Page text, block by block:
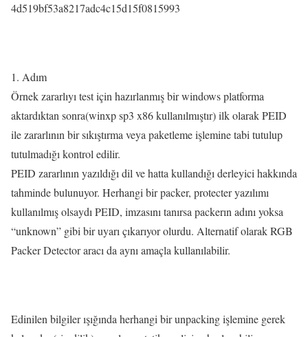
4d519bf53a8217adc4c15d15f0815993
1. Adım
Örnek zararlıyı test için hazırlanmış bir windows platforma
aktardıktan sonra(winxp sp3 x86 kullanılmıştır) ilk olarak PEID
ile zararlının bir sıkıştırma veya paketleme işlemine tabi tutulup
tutulmadığı kontrol edilir.
PEID zararlının yazıldığı dil ve hatta kullandığı derleyici hakkında
tahminde bulunuyor. Herhangi bir packer, protecter yazılımı
kullanılmış olsaydı PEID, imzasını tanırsa packerın adını yoksa
“unknown” gibi bir uyarı çıkarıyor olurdu. Alternatif olarak RGB
Packer Detector aracı da aynı amaçla kullanılabilir.
Edinilen bilgiler ışığında herhangi bir unpacking işlemine gerek